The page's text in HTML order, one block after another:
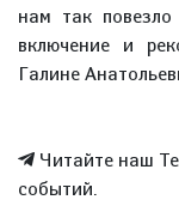
нам так
включение и
Галине
Читайте наш
событий.